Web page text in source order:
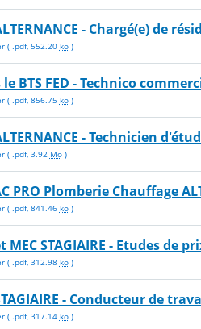
- Chargé(e) de
( .pdf, 552.20 ko)
le BTS FED - Technico
( .pdf, 856.75 ko)
- Technicien
( .pdf, 3.92 Mo)
PRO Plomberie Chauffage
( .pdf, 841.46 ko)
MEC STAGIAIRE - Etudes de
( .pdf, 312.98 ko)
- Conducteur de
( .pdf, 317.14 ko)